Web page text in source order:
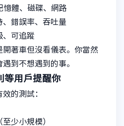
憶體、磁碟、網路
、錯誤率、吞吐量
、可追蹤
著車但沒看儀表。你當然
到不想遇到的事。
等用戶提醒你
的測試：
少小規模）